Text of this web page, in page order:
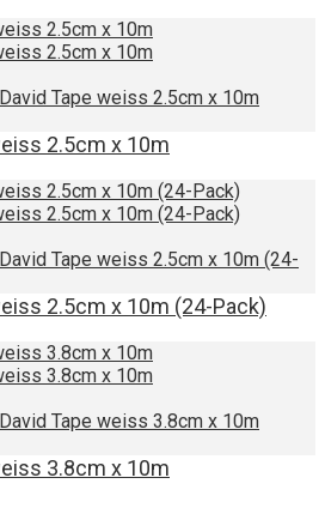
Tape weiss 2.5cm x 10m
2.5cm x 10m
Tape weiss 2.5cm x 10m (24-
2.5cm x 10m (24-Pack)
Tape weiss 3.8cm x 10m
3.8cm x 10m